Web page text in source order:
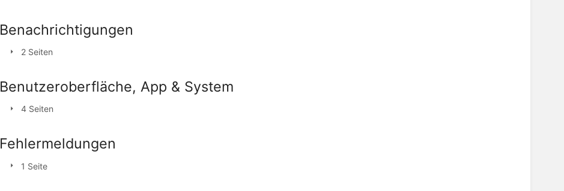
Benachrichtigungen
2 Seiten
Benutzeroberfläche, App & System
4 Seiten
Fehlermeldungen
1 Seite